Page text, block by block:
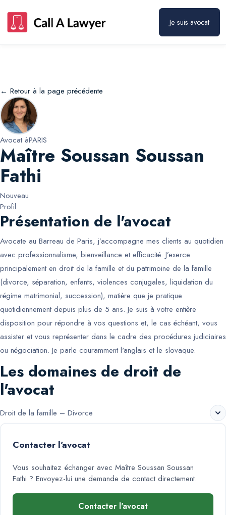
Je suis avocat
← Retour à la page précédente
Avocat àPARIS
Maître Soussan Soussan
Fathi
Nouveau
Profil
Présentation de l'avocat
Avocate au Barreau de Paris, j’accompagne mes clients au quotidien
avec professionnalisme, bienveillance et efficacité. J’exerce
principalement en droit de la famille et du patrimoine de la famille
(divorce, séparation, enfants, violences conjugales, liquidation du
régime matrimonial, succession), matière que je pratique
quotidiennement depuis plus de 5 ans. Je suis à votre entière
disposition pour répondre à vos questions et, le cas échéant, vous
assister et vous représenter dans le cadre des procédures judiciaires
ou négociation. Je parle couramment l'anglais et le slovaque.
Les domaines de droit de
l'avocat
Droit de la famille – Divorce
Contacter l'avocat
Vous souhaitez échanger avec Maître Soussan Soussan
Fathi ? Envoyez-lui une demande de contact directement.
Contacter l'avocat